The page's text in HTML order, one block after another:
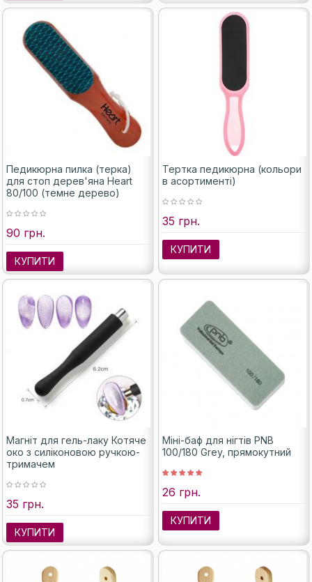
Педикюрна пилка (терка)
для стоп дерев'яна Heart
80/100 (темне дерево)
90 грн.
КУПИТИ
Тертка педикюрна (кольори
в асортименті)
35 грн.
КУПИТИ
Магніт для гель-лаку Котяче
око з силіконовою ручкою-
тримачем
35 грн.
КУПИТИ
Міні-баф для нігтів PNB
100/180 Grey, прямокутний
26 грн.
КУПИТИ